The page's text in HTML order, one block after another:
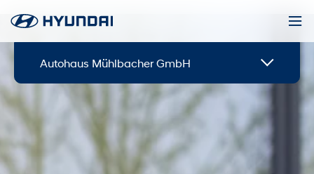
Autohaus Mühlbacher GmbH